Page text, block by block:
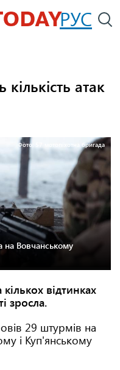
РУС
атак
Фото: 57 мотопіхотна бригада
Вовчанському
кількох відтинках
зросла.
29 штурмів на
і Куп'янському